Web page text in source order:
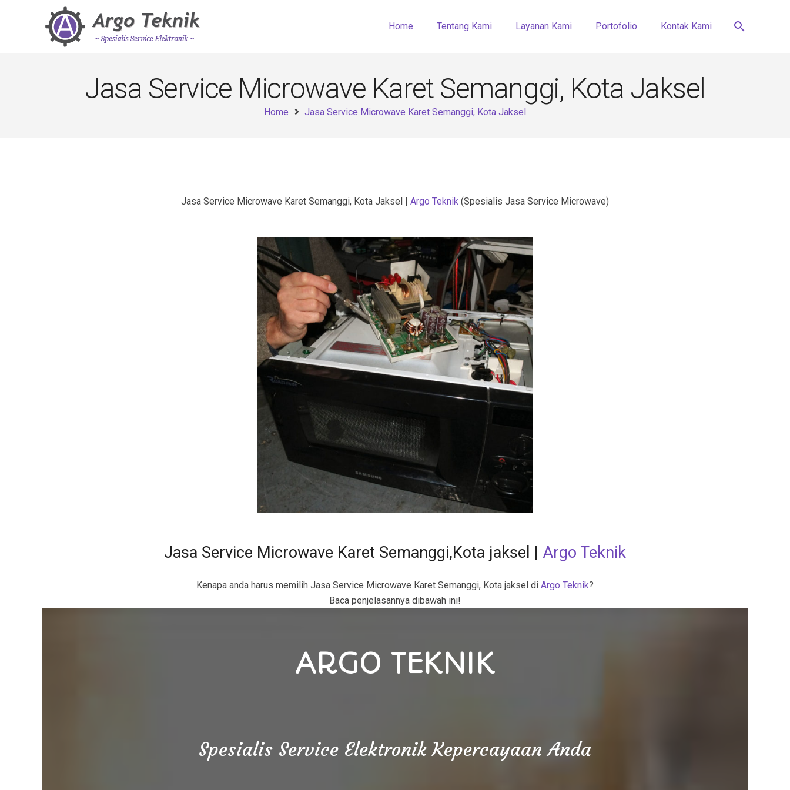
Home Tentang Kami Layanan Kami Portofolio Kontak Kami search
Jasa Service Microwave Karet Semanggi, Kota Jaksel
Home Jasa Service Microwave Karet Semanggi, Kota Jaksel
Jasa Service Microwave Karet Semanggi, Kota Jaksel | Argo Teknik (Spesialis Jasa Service Microwave)
Jasa Service Microwave Karet Semanggi,Kota jaksel | Argo Teknik
Kenapa anda harus memilih Jasa Service Microwave Karet Semanggi, Kota jaksel di Argo Teknik?
Baca penjelasannya dibawah ini!
ARGO TEKNIK
Spesialis Service Elektronik Kepercayaan Anda